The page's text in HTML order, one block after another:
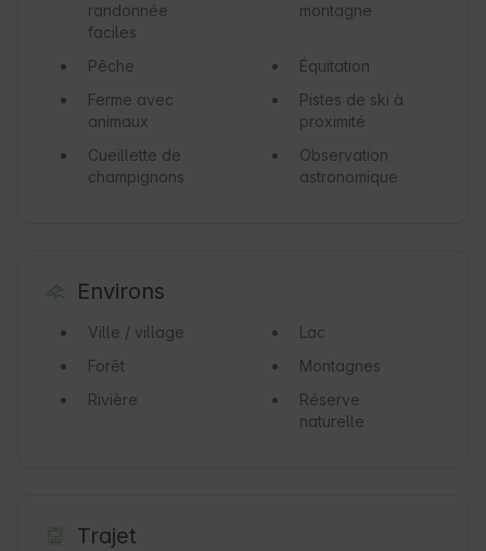
randonnée
faciles
montagne
Pêche
Équitation
Ferme avec
animaux
Pistes de ski à
proximité
Cueillette de
champignons
Observation
astronomique
Environs
Ville / village
Lac
Forêt
Montagnes
Rivière
Réserve
naturelle
Trajet